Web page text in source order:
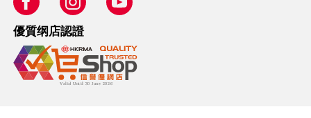
優質纲店認證